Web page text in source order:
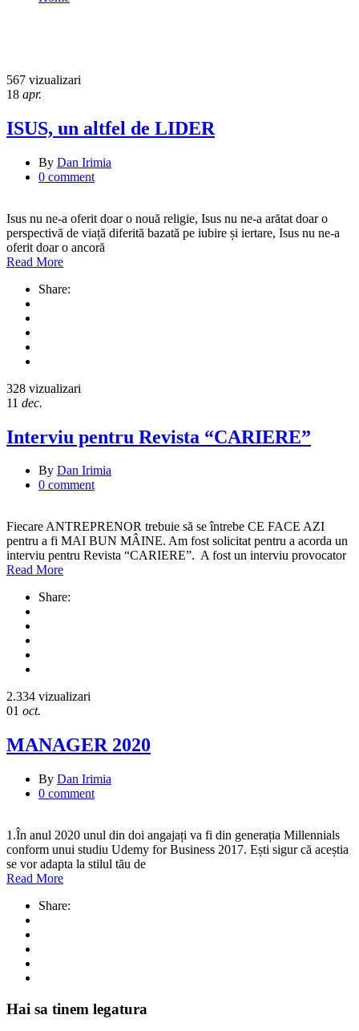
567 vizualizari
18 apr.
ISUS, un altfel de LIDER
By Dan Irimia
0 comment
Isus nu ne-a oferit doar o nouă religie, Isus nu ne-a arătat doar o
perspectivă de viață diferită bazată pe iubire și iertare, Isus nu ne-a
oferit doar o ancoră
Read More
Share:
328 vizualizari
11 dec.
Interviu pentru Revista “CARIERE”
By Dan Irimia
0 comment
Fiecare ANTREPRENOR trebuie să se întrebe CE FACE AZI
pentru a fi MAI BUN MÂINE. Am fost solicitat pentru a acorda un
interviu pentru Revista “CARIERE”. A fost un interviu provocator
Read More
Share:
2.334 vizualizari
01 oct.
MANAGER 2020
By Dan Irimia
0 comment
1.În anul 2020 unul din doi angajați va fi din generația Millennials
conform unui studiu Udemy for Business 2017. Ești sigur că aceștia
se vor adapta la stilul tău de
Read More
Share:
Hai sa tinem legatura